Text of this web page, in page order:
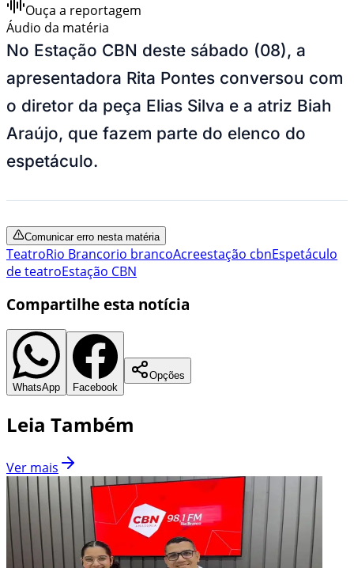
Ouça a reportagem
Áudio da matéria
No Estação CBN deste sábado (08), a
apresentadora Rita Pontes conversou com
o diretor da peça Elias Silva e a atriz Biah
Araújo, que fazem parte do elenco do
espetáculo.
Comunicar erro nesta matéria
TeatroRio Brancorio brancoAcreestação cbnEspetáculo
de teatroEstação CBN
Compartilhe esta notícia
WhatsApp Facebook
Opções
Leia Também
Ver mais